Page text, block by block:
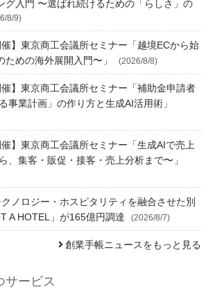
グ入門 〜選ばれ続けるための「らしさ」の
8/9)
催】東京商工会議所セミナー「越境ECから始
めの海外展開入門〜」
(2026/8/8)
催】東京商工会議所セミナー「補助金申請者
事業計画」の作り方と生成AI活用術」
催】東京商工会議所セミナー「生成AIで売上
、集客・販促・接客・売上分析まで〜」
ノロジー・ホスピタリティを融合させた別
A HOTEL」が165億円調達
(2026/8/7)
創業手帳ニュースをもっと見る
サービス